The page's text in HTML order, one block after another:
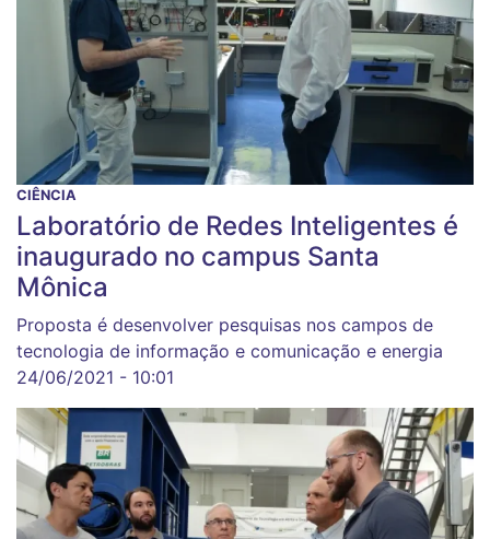
CIÊNCIA
Laboratório de Redes Inteligentes é
inaugurado no campus Santa
Mônica
Proposta é desenvolver pesquisas nos campos de
tecnologia de informação e comunicação e energia
24/06/2021 - 10:01